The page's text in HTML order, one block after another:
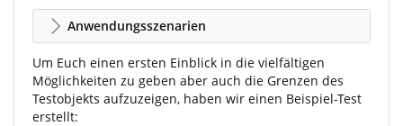
Anwendungsszenarien
Um Euch einen ersten Einblick in die vielfältigen
Möglichkeiten zu geben aber auch die Grenzen des
Testobjekts aufzuzeigen, haben wir einen Beispiel-Test
erstellt: